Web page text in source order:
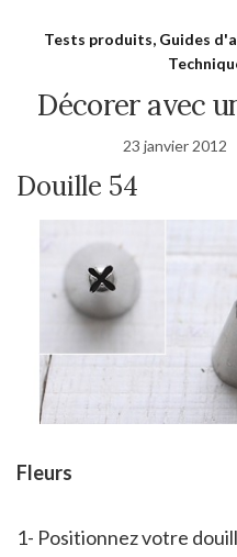
Tests produits, Guides
Décorer avec
23 janvier 2012
Douille 54
Fleurs
1- Positionnez votre